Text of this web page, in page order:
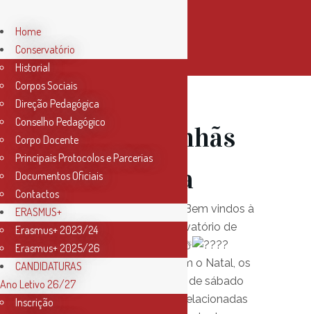
02 Dez
Manhãs
com Música
Bem vindos à
Magia do Natal no Conservatório de
Música!!!
Enquanto os Pais preparam o Natal, os
meninos passam a manhã de sábado
connosco, em atividades relacionadas
Home
Conservatório
Historial
Corpos Sociais
Direção Pedagógica
Conselho Pedagógico
Corpo Docente
Principais Protocolos e Parcerias
Documentos Oficiais
Contactos
ERASMUS+
Erasmus+ 2023/24
Erasmus+ 2025/26
CANDIDATURAS
Ano Letivo 26/27
Inscrição